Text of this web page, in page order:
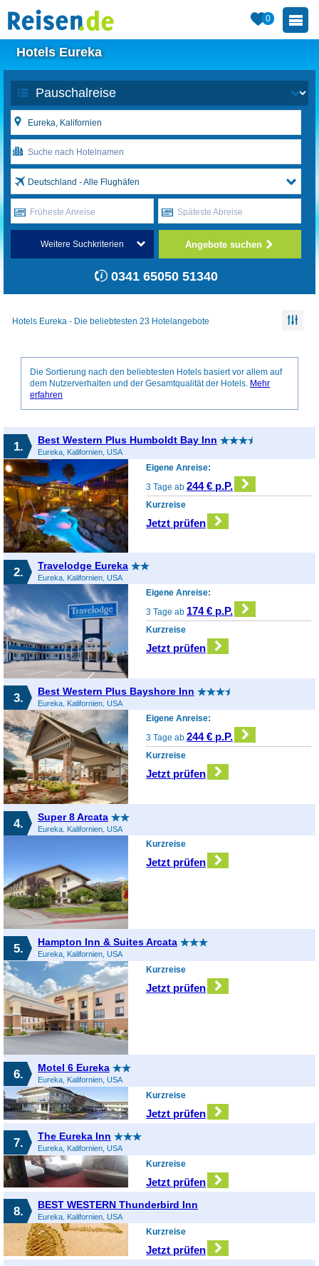
0
Hotels Eureka
Deutschland - Alle Flughäfen
Früheste Anreise Späteste Abreise
Weitere Suchkriterien Angebote suchen
0341 65050 51340
Hotels Eureka - Die beliebtesten 23 Hotelangebote
Die Sortierung nach den beliebtesten Hotels basiert vor allem auf
dem Nutzerverhalten und der Gesamtqualität der Hotels. Mehr
erfahren
1. Best Western Plus Humboldt Bay Inn
Eureka, Kalifornien, USA
Eigene Anreise:
3 Tage ab244 € p.P.
Kurzreise
Jetzt prüfen
2. Travelodge Eureka
Eureka, Kalifornien, USA
Eigene Anreise:
3 Tage ab 174 € p.P.
Kurzreise
Jetzt prüfen
3. Best Western Plus Bayshore Inn
Eureka, Kalifornien, USA
Eigene Anreise:
3 Tage ab244 € p.P.
Kurzreise
Jetzt prüfen
4. Super 8 Arcata
Eureka, Kalifornien, USA
Kurzreise
Jetzt prüfen
5. Hampton Inn & Suites Arcata
Eureka, Kalifornien, USA
Kurzreise
Jetzt prüfen
6. Motel 6 Eureka
Eureka, Kalifornien, USA
Kurzreise
Jetzt prüfen
7. The Eureka Inn
Eureka, Kalifornien, USA
Kurzreise
Jetzt prüfen
8. BEST WESTERN Thunderbird Inn
Eureka, Kalifornien, USA
Kurzreise
Jetzt prüfen